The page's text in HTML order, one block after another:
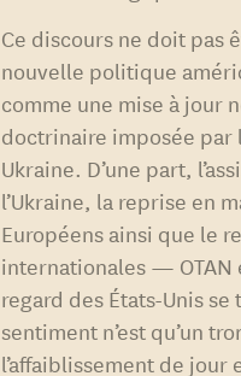
Ce discours ne doit pas
nouvelle politique
comme une mise à jour
doctrinaire imposée par
Ukraine. D’une part,
l’Ukraine, la reprise en
Européens ainsi que le
internationales —
regard des États-Unis se
sentiment n’est qu’un
l’affaiblissement de